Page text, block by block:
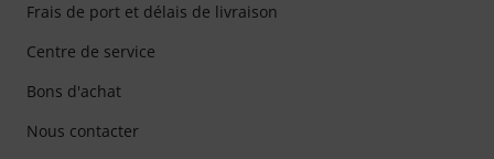
Frais de port et délais de livraison
Centre de service
Bons d'achat
Nous contacter